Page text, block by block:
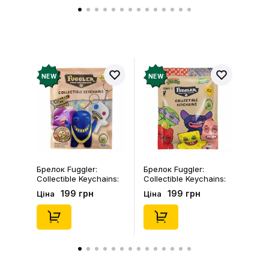
NEW
Брелок Fuggler:
Collectible Keychains:
Gold Edition: Series 3
(Blind Box: 1 з 24),
(11550)
Ціна 199 грн
NEW
Брелок Fuggler:
Collectible Keychains:
Series 2 (Blind Box: 1 з
46), (15475)
Ціна 199 грн